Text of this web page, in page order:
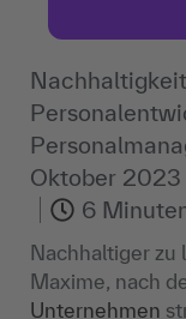
Oktober 2023
6
Nachhaltiger zu
Maxime, nach
Unternehmen